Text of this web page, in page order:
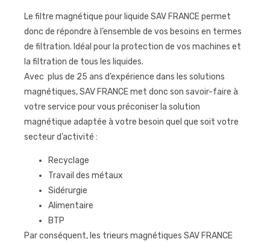
Le filtre magnétique pour liquide SAV FRANCE permet
donc de répondre à l’ensemble de vos besoins en termes
de filtration. Idéal pour la protection de vos machines et
la filtration de tous les liquides.
Avec plus de 25 ans d’expérience dans les solutions
magnétiques, SAV FRANCE met donc son savoir-faire à
votre service pour vous préconiser la solution
magnétique adaptée à votre besoin quel que soit votre
secteur d’activité :
Recyclage
Travail des métaux
Sidérurgie
Alimentaire
BTP
Par conséquent, les trieurs magnétiques SAV FRANCE